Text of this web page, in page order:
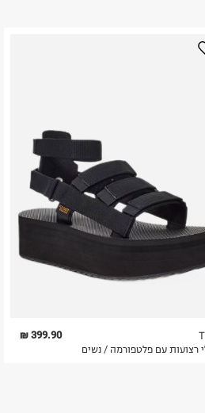
על גבי החבילה
בלבד. לא ניתן
399.90 ₪
רצועות עם פלטפורמה / נשים